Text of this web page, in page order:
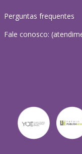
Perguntas frequentes
Fale conosco: